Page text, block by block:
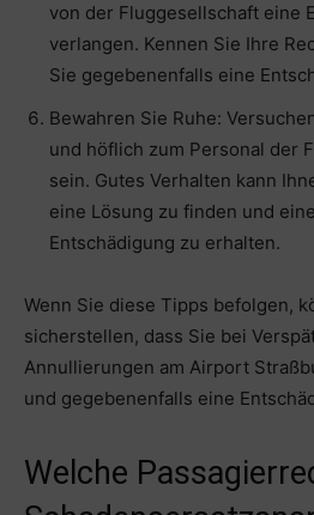
von der Fluggesellschaft eine
verlangen. Kennen Sie Ihre
Sie gegebenenfalls eine
Bewahren Sie Ruhe:
und höflich zum Personal der
sein. Gutes Verhalten kann
eine Lösung zu finden und
Entschädigung zu erhalten.
Wenn Sie diese Tipps befolgen,
sicherstellen, dass Sie bei
Annullierungen am Airport
und gegebenenfalls eine
Welche